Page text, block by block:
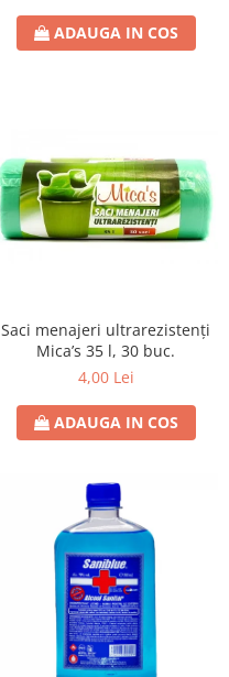
ADAUGA IN COS
Saci menajeri ultrarezistenți
Mica’s 35 l, 30 buc.
4,00 Lei
ADAUGA IN COS